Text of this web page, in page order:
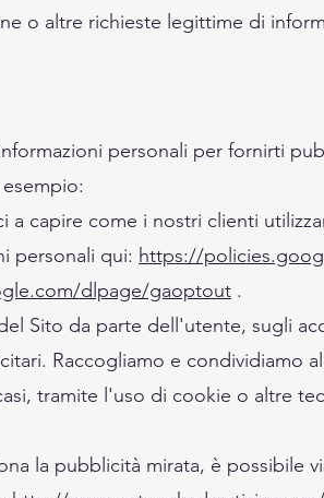
o altre richieste legittime di
personali per fornirti
a capire come i nostri clienti
personali qui: https://
dlpage/gaoptout .
Sito da parte dell'utente, sugli
Raccogliamo e condividiamo
tramite l'uso di cookie o altre
la pubblicità mirata, è possibile